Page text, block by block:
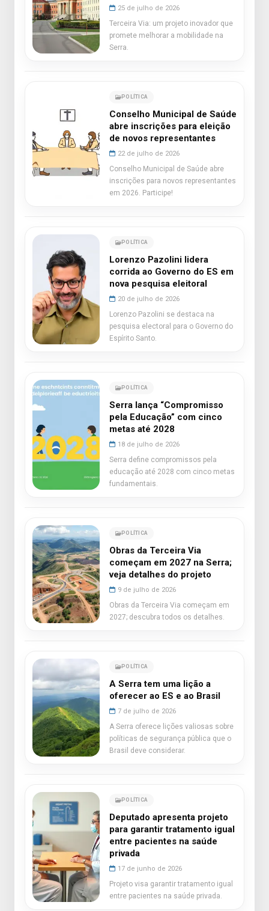
25 de julho de 2026
Terceira Via: um projeto inovador que
promete melhorar a mobilidade na
Serra.
POLÍTICA
Conselho Municipal de Saúde
abre inscrições para eleição
de novos representantes
22 de julho de 2026
Conselho Municipal de Saúde abre
inscrições para novos representantes
em 2026. Participe!
POLÍTICA
Lorenzo Pazolini lidera
corrida ao Governo do ES em
nova pesquisa eleitoral
20 de julho de 2026
Lorenzo Pazolini se destaca na
pesquisa electoral para o Governo do
Espírito Santo.
POLÍTICA
Serra lança “Compromisso
pela Educação” com cinco
metas até 2028
18 de julho de 2026
Serra define compromissos pela
educação até 2028 com cinco metas
fundamentais.
POLÍTICA
Obras da Terceira Via
começam em 2027 na Serra;
veja detalhes do projeto
9 de julho de 2026
Obras da Terceira Via começam em
2027; descubra todos os detalhes.
POLÍTICA
A Serra tem uma lição a
oferecer ao ES e ao Brasil
7 de julho de 2026
A Serra oferece lições valiosas sobre
políticas de segurança pública que o
Brasil deve considerar.
POLÍTICA
Deputado apresenta projeto
para garantir tratamento igual
entre pacientes na saúde
privada
17 de junho de 2026
Projeto visa garantir tratamento igual
entre pacientes na saúde privada.